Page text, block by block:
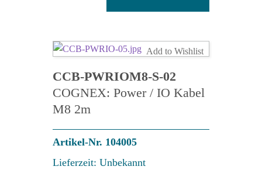
02
Add to Wishlist
CCB-PWRIOM8-S-02
COGNEX: Power / IO Kabel
M8 2m
Artikel-Nr. 104005
Lieferzeit: Unbekannt